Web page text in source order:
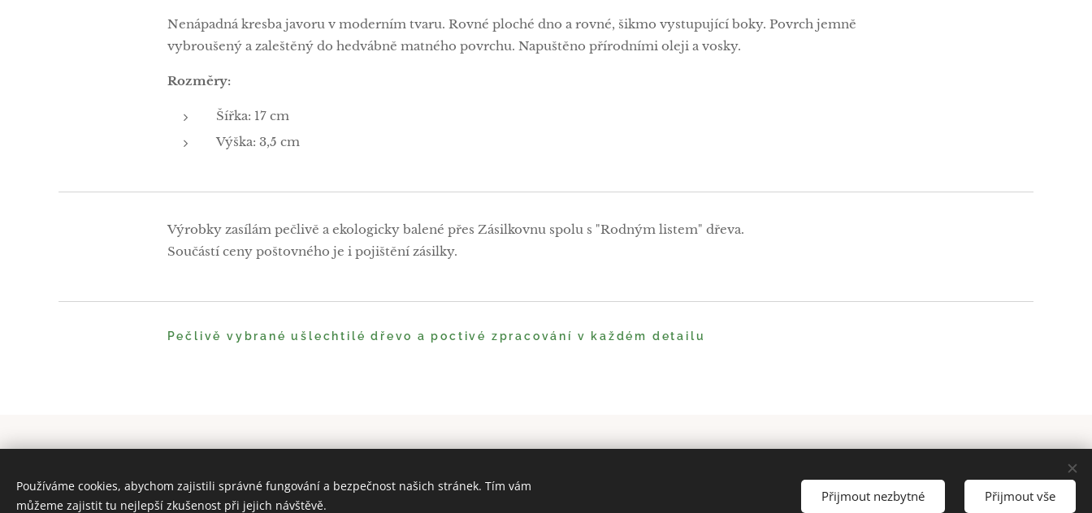
Nenápadná kresba javoru v moderním tvaru. Rovné ploché dno a rovné, šikmo vystupující boky. Povrch jemně
vybroušený a zaleštěný do hedvábně matného povrchu. Napuštěno přírodními oleji a vosky.
Rozměry:
Šířka: 17 cm
Výška: 3,5 cm
Výrobky zasílám pečlivě a ekologicky balené přes Zásilkovnu spolu s "Rodným listem" dřeva.
Součástí ceny poštovného je i pojištění zásilky.
Pečlivě vybrané ušlechtilé dřevo a poctivé zpracování v každém detailu
Obchodní podmínky|Pravidla ochrany soukromí tel: 605 226 747 Cookies
Používáme cookies, abychom zajistili správné fungování a bezpečnost našich stránek. Tím vám
můžeme zajistit tu nejlepší zkušenost při jejich návštěvě.
Přijmout nezbytné Přijmout vše